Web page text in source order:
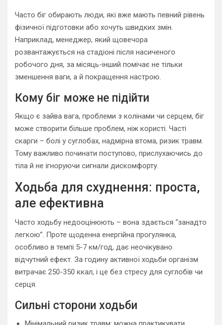
Часто біг обирають люди, які вже мають певний рівень
фізичної підготовки або хочуть швидких змін.
Наприклад, менеджер, який щовечора
розвантажується на стадіоні після насиченого
робочого дня, за місяць-інший помічає не тільки
зменшення ваги, а й покращення настрою.
Кому біг може не підійти
Якщо є зайва вага, проблеми з колінами чи серцем, біг
може створити більше проблем, ніж користі. Часті
скарги – болі у суглобах, надмірна втома, ризик травм.
Тому важливо починати поступово, прислухаючись до
тіла й не ігноруючи сигнали дискомфорту.
Ходьба для схуднення: проста,
але ефективна
Часто ходьбу недооцінюють – вона здається “занадто
легкою”. Проте щоденна енергійна прогулянка,
особливо в темпі 5-7 км/год, дає неочікувано
відчутний ефект. За годину активної ходьби організм
витрачає 250-350 ккал, і це без стресу для суглобів чи
серця.
Сильні сторони ходьби